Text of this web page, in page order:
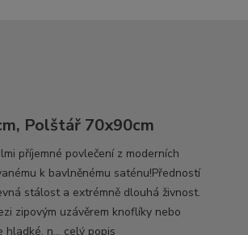
Polštář 70x90cm
příjemné povlečení z moderních
k bavlněnému saténu!Předností
stálost a extrémně dlouhá živnost.
zipovým uzávěrem knoflíky nebo
hladké, n... celý popis